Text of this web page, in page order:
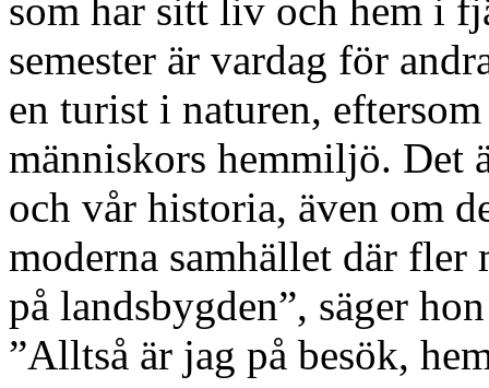
som har sitt liv och hem i
semester är vardag för
en turist i naturen,
människors hemmiljö. Det
och vår historia, även om
moderna samhället där fler
på landsbygden”, säger
”Alltså är jag på besök,